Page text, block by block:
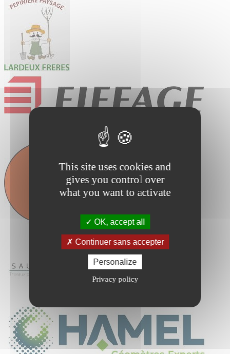
This site uses cookies and
gives you control over
what you want to activate
OK, accept all
Continuer sans accepter
Personalize
Privacy policy